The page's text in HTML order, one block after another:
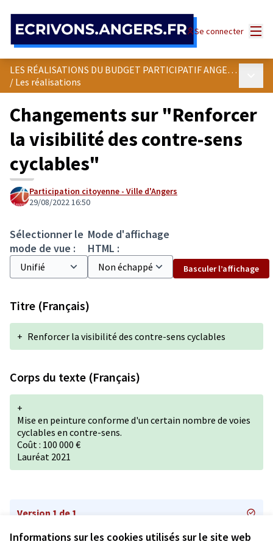
Informations sur les cookies utilisés sur le site web
Se connecter
LES RÉALISATIONS DU BUDGET PARTICIPATIF ANGEVIN
/ Les réalisations
Changements sur "Renforcer
la visibilité des contre-sens
cyclables"
Participation citoyenne - Ville d'Angers
29/08/2022 16:50
Sélectionner le
mode de vue :
Mode d'affichage
HTML :
Basculer l’affichage
Titre (Français)
+ Renforcer la visibilité des contre-sens cyclables
Corps du texte (Français)
+
Mise en peinture conforme d'un certain nombre de voies
cyclables en contre-sens.
Coût : 100 000 €
Lauréat 2021
Version 1 de 1